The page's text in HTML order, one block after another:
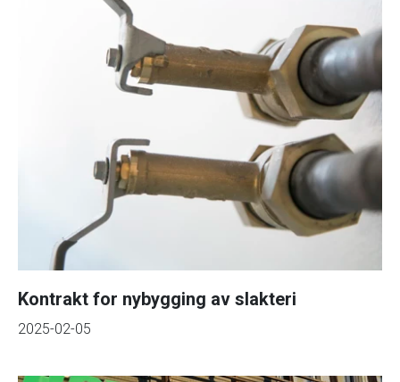
Kontrakt for nybygging av slakteri
2025-02-05